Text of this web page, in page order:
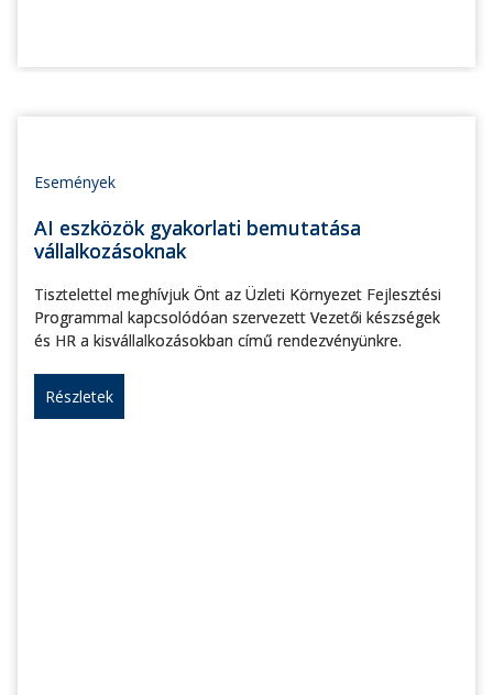
Események
AI eszközök gyakorlati bemutatása
vállalkozásoknak
Tisztelettel meghívjuk Önt az Üzleti Környezet Fejlesztési
Programmal kapcsolódóan szervezett Vezetői készségek
és HR a kisvállalkozásokban című rendezvényünkre.
Részletek